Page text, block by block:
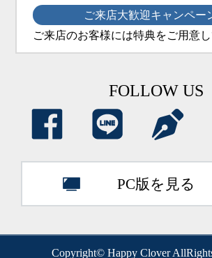
ご来店大歓迎キャンペー
ご来店のお客様には特典をご用意
FOLLOW US
PC版を見る
Copyright© Happy Clover